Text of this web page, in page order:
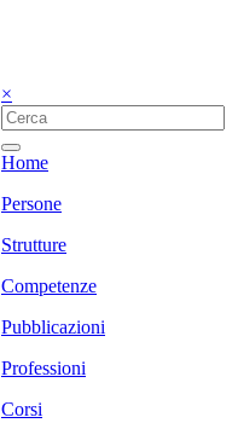
×
Home
Persone
Strutture
Competenze
Pubblicazioni
Professioni
Corsi